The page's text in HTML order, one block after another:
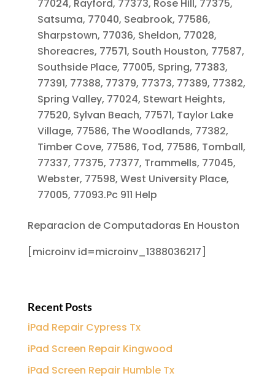
77024, Rayford, 77373, Rose Hill, 77375,
Satsuma, 77040, Seabrook, 77586,
Sharpstown, 77036, Sheldon, 77028,
Shoreacres, 77571, South Houston, 77587,
Southside Place, 77005, Spring, 77383,
77391, 77388, 77379, 77373, 77389, 77382,
Spring Valley, 77024, Stewart Heights,
77520, Sylvan Beach, 77571, Taylor Lake
Village, 77586, The Woodlands, 77382,
Timber Cove, 77586, Tod, 77586, Tomball,
77337, 77375, 77377, Trammells, 77045,
Webster, 77598, West University Place,
77005, 77093.Pc 911 Help
Reparacion de Computadoras En Houston
[microinv id=microinv_1388036217]
Recent Posts
iPad Repair Cypress Tx
iPad Screen Repair Kingwood
iPad Screen Repair Humble Tx